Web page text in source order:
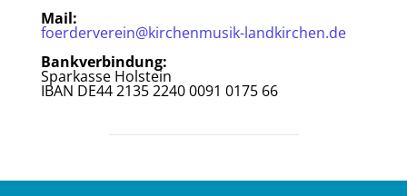
Mail:
foerderverein@kirchenmusik-landkirchen.de
Bankverbindung:
Sparkasse Holstein
IBAN DE44 2135 2240 0091 0175 66